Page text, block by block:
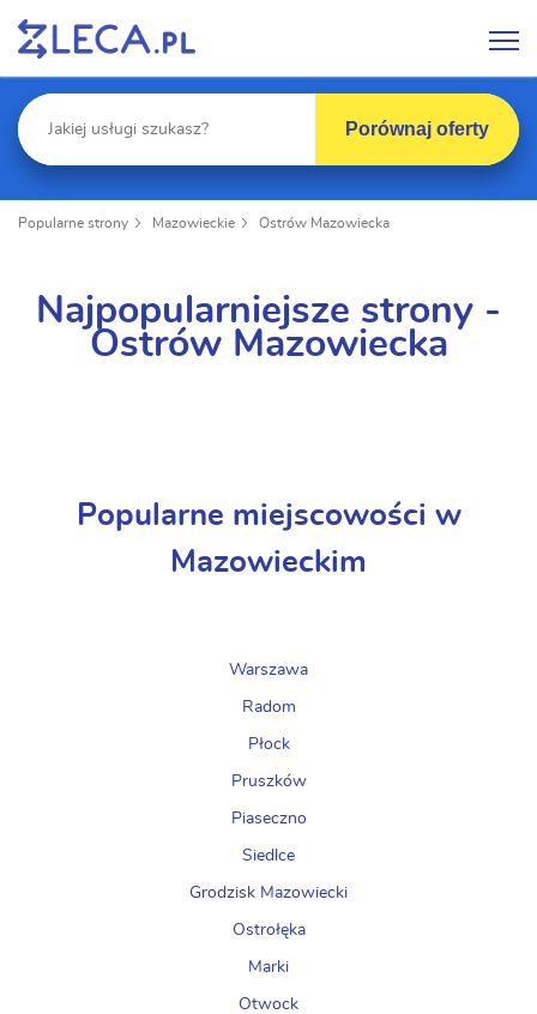
Porównaj oferty
Popularne strony Mazowieckie Ostrów Mazowiecka
Najpopularniejsze strony -
Ostrów Mazowiecka
Popularne miejscowości w
Mazowieckim
Warszawa
Radom
Płock
Pruszków
Piaseczno
Siedlce
Grodzisk Mazowiecki
Ostrołęka
Marki
Otwock